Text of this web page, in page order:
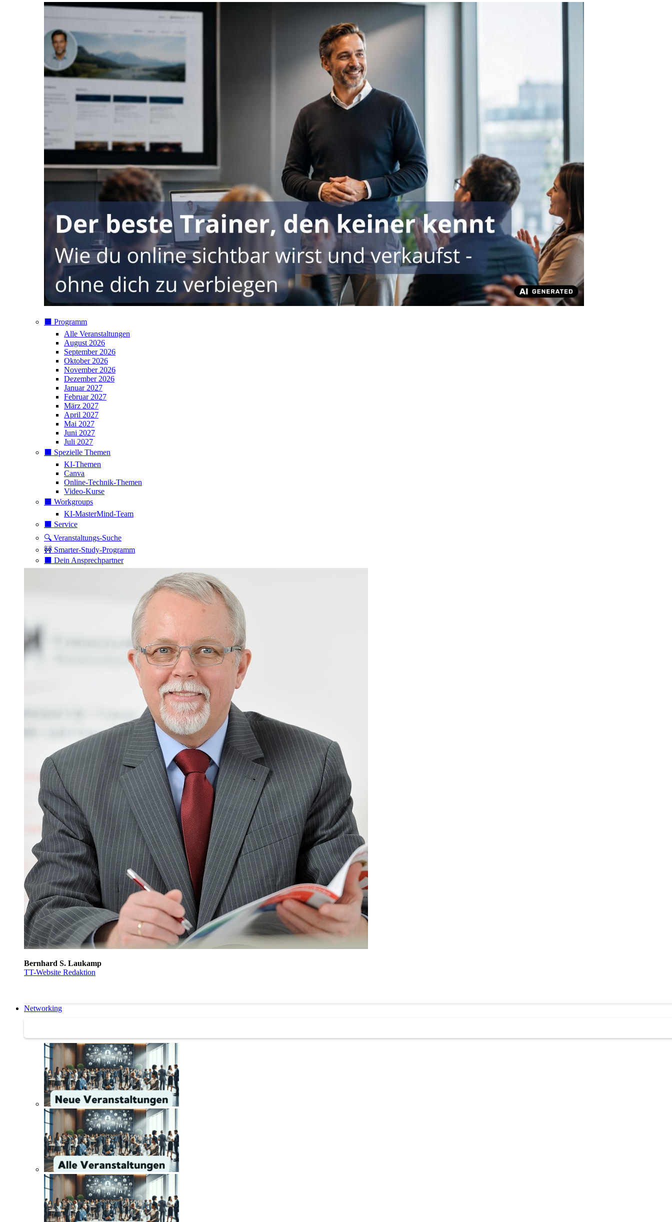
⬛️ Programm
Alle Veranstaltungen
August 2026
September 2026
Oktober 2026
November 2026
Dezember 2026
Januar 2027
Februar 2027
März 2027
April 2027
Mai 2027
Juni 2027
Juli 2027
⬛️ Spezielle Themen
KI-Themen
Canva
Online-Technik-Themen
Video-Kurse
⬛️ Workgroups
KI-MasterMind-Team
⬛️ Service
🔍 Veranstaltungs-Suche
🚧 Smarter-Study-Programm
⬛️ Dein Ansprechpartner
Bernhard S. Laukamp
TT-Website Redaktion
Networking